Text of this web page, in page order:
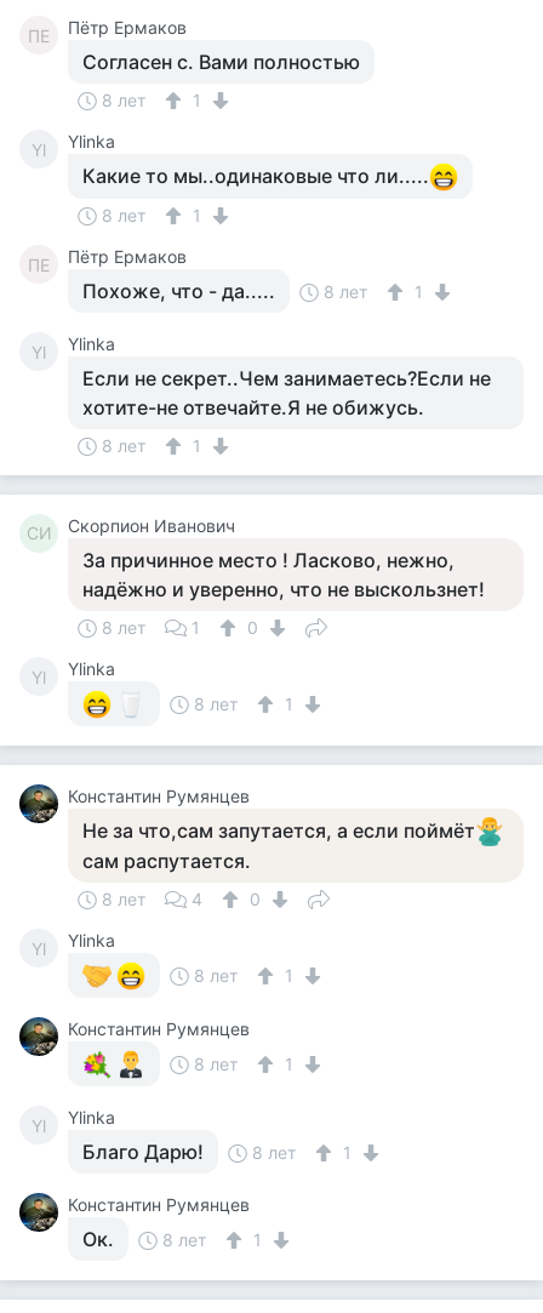
ПЕ Пётр Ермаков
Согласен с. Вами полностью
8 лет 1
Yl Ylinka
Какие то мы..одинаковые что ли.....
8 лет 1
ПЕ Пётр Ермаков
Похоже, что - да..... 8 лет 1
Yl Ylinka
Если не секрет..Чем занимаетесь?Если не
хотите-не отвечайте.Я не обижусь.
8 лет 1
СИ Скорпион Иванович
За причинное место ! Ласково, нежно,
надёжно и уверенно, что не выскользнет!
8 лет 1 0
Yl
Ylinka
8 лет
1
Константин Румянцев
Не за что,сам запутается, а если поймёт
сам распутается.
8 лет 4 0
Yl
Ylinka
8 лет
1
Константин Румянцев
8 лет
1
Yl Ylinka
Благо Дарю! 8 лет 1
Константин Румянцев
Ок. 8 лет 1